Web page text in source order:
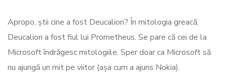
Apropo, știi cine a fost Deucalion? În mitologia greacă,
Deucalion a fost fiul lui Prometheus. Se pare că cei de la
Microsoft îndrăgesc mitologiile. Sper doar ca Microsoft să
nu ajungă un mit pe viitor (așa cum a ajuns Nokia).